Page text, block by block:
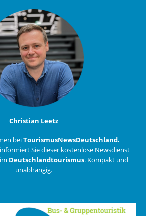
Christian Leetz
beiTourismusNewsDeutschland.
Sie dieser kostenlose Newsdienst
Deutschlandtourismus. Kompakt und
unabhängig.